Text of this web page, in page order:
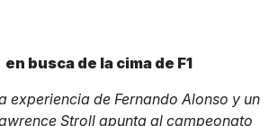
en busca de la cima de F1
experiencia de Fernando Alonso y un
Stroll apunta al campeonato